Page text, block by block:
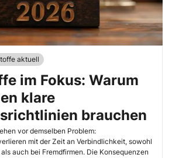
aktuell
im Fokus: Warum
klare
brauchen
vor demselben Problem:
mit der Zeit an Verbindlichkeit, sowohl
auch bei Fremdfirmen. Die Konsequenzen